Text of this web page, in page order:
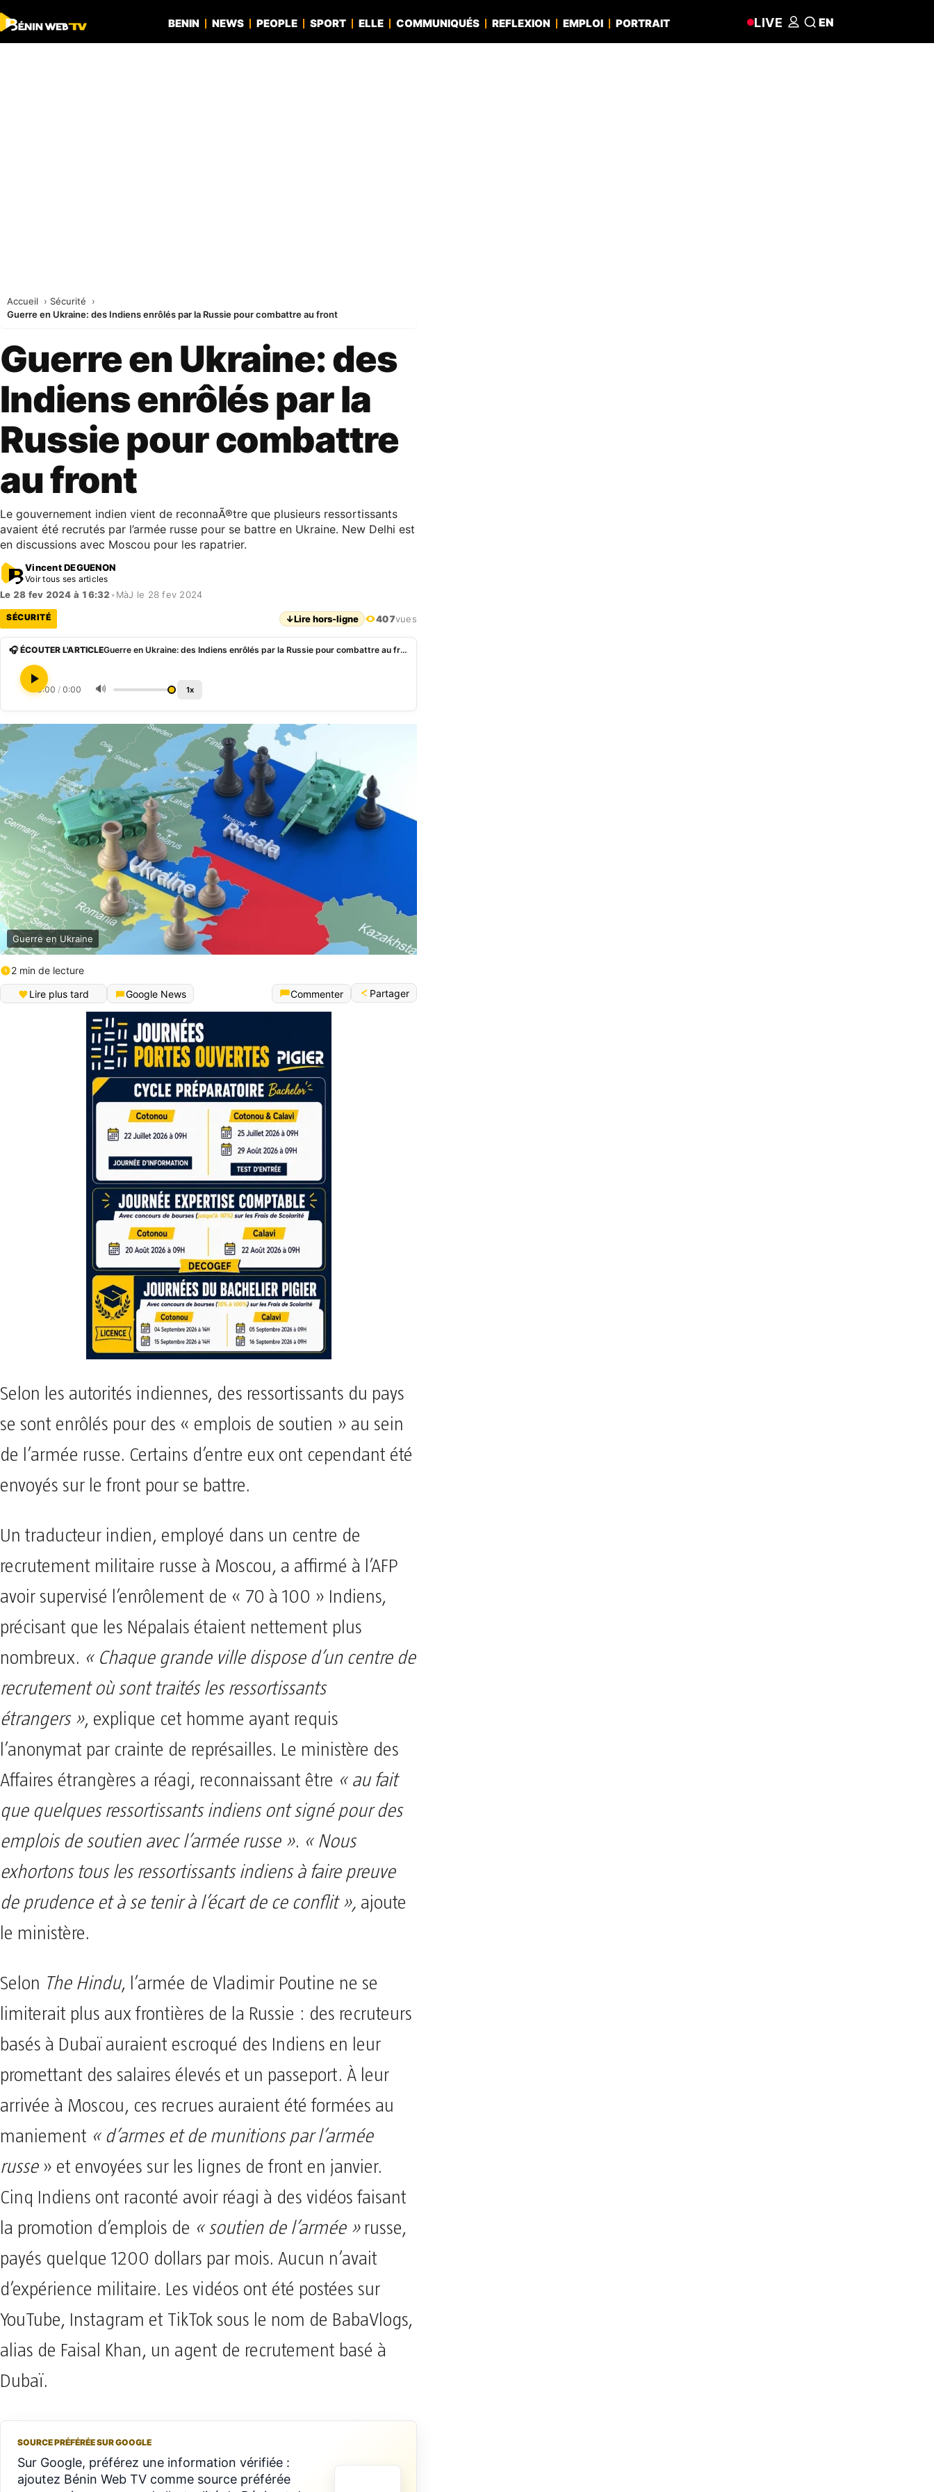
BENIN NEWS PEOPLE SPORT ELLE COMMUNIQUÉS REFLEXION EMPLOI PORTRAIT LIVE EN
Accueil
Sécurité
Guerre en Ukraine: des Indiens enrôlés par la Russie pour combattre au front
Guerre en Ukraine: des
Indiens enrôlés par la
Russie pour combattre
au front
Le gouvernement indien vient de reconnaÃ®tre que plusieurs ressortissants
avaient été recrutés par l’armée russe pour se battre en Ukraine. New Delhi est
en discussions avec Moscou pour les rapatrier.
Vincent DEGUENON
Voir tous ses articles
Le 28 fev 2024 à 16:32 • MàJ le 28 fev 2024
SÉCURITÉ ↓Lire hors-ligne 407vues
🎧 ÉCOUTER L'ARTICLE Guerre en Ukraine: des Indiens enrôlés par la Russie pour combattre au front
0:00 / 0:00 🔊 1x
Guerre en Ukraine
2 min de lecture
Lire plus tard
Google News Commenter Partager
Selon les autorités indiennes, des ressortissants du pays
se sont enrôlés pour des « emplois de soutien » au sein
de l’armée russe. Certains d’entre eux ont cependant été
envoyés sur le front pour se battre.
Un traducteur indien, employé dans un centre de
recrutement militaire russe à Moscou, a affirmé à l’AFP
avoir supervisé l’enrôlement de « 70 à 100 » Indiens,
précisant que les Népalais étaient nettement plus
nombreux. « Chaque grande ville dispose d’un centre de
recrutement où sont traités les ressortissants
étrangers », explique cet homme ayant requis
l’anonymat par crainte de représailles. Le ministère des
Affaires étrangères a réagi, reconnaissant être « au fait
que quelques ressortissants indiens ont signé pour des
emplois de soutien avec l’armée russe ». « Nous
exhortons tous les ressortissants indiens à faire preuve
de prudence et à se tenir à l’écart de ce conflit », ajoute
le ministère.
Selon The Hindu, l’armée de Vladimir Poutine ne se
limiterait plus aux frontières de la Russie : des recruteurs
basés à Dubaï auraient escroqué des Indiens en leur
promettant des salaires élevés et un passeport. À leur
arrivée à Moscou, ces recrues auraient été formées au
maniement « d’armes et de munitions par l’armée
russe» et envoyées sur les lignes de front en janvier.
Cinq Indiens ont raconté avoir réagi à des vidéos faisant
la promotion d’emplois de « soutien de l’armée »russe,
payés quelque 1200 dollars par mois. Aucun n’avait
d’expérience militaire. Les vidéos ont été postées sur
YouTube, Instagram et TikTok sous le nom de BabaVlogs,
alias de Faisal Khan, un agent de recrutement basé à
Dubaï.
SOURCE PRÉFÉRÉE SUR GOOGLE
Sur Google, préférez une information vérifiée :
ajoutez Bénin Web TV comme source préférée